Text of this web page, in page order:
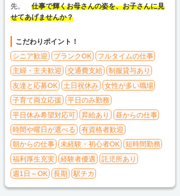
先。仕事で輝くお母さんの姿を、お子さんに見
せてあげませんか？
こだわりポイント！
シニア歓迎
ブランクOK
フルタイムの仕事
主婦・主夫歓迎
交通費支給
制服貸与あり
友達と応募OK
土日祝休み
女性が多い職場
子育て両立応援
平日のみ勤務
平日休み希望対応可
昇給あり
昼からの仕事
時間や曜日が選べる
有資格者歓迎
朝からの仕事
未経験・初心者OK
短時間勤務
福利厚生充実
経験者優遇
託児所あり
週1日～OK
長期 駅チカ